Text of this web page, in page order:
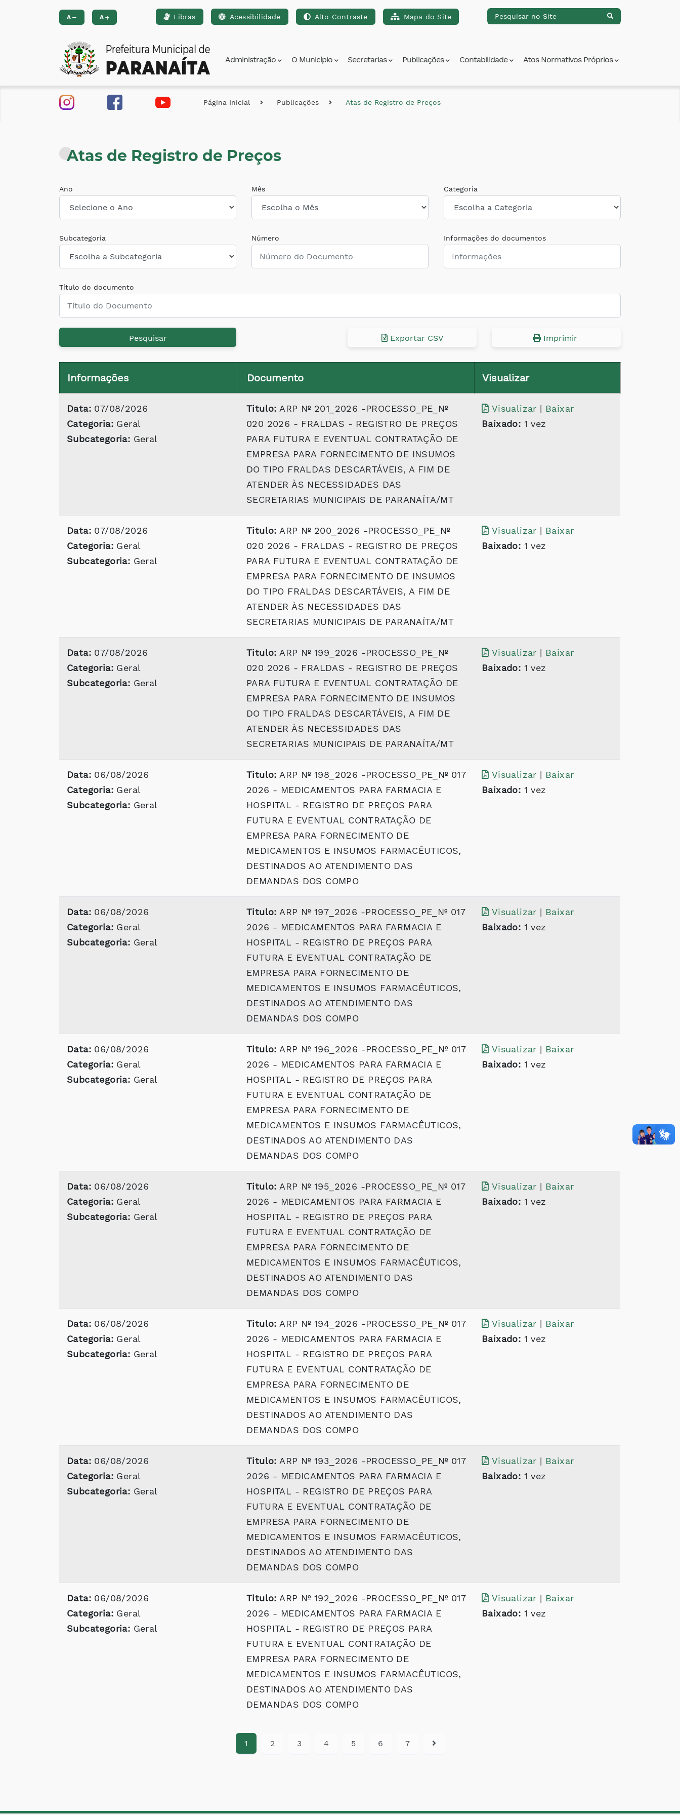
Ir para o conteúdo [alt+1] Ir para o menu [alt+2] Ir para a busca [alt+3] Ir para o rodapé [alt+4]
A A Libras Acessibilidade Alto Contraste Mapa do Site
Administração O Município Secretarias Publicações Contabilidade Atos Normativos Próprios
Página Inicial Publicações Atas de Registro de Preços
Atas de Registro de Preços
Ano Mês Categoria
Subcategoria Número Informações do documentos
Título do documento
Pesquisar Exportar CSV Imprimir
Informações Documento Visualizar
Data: 07/08/2026
Categoria: Geral
Subcategoria: Geral
Titulo: ARP Nº 201_2026 -PROCESSO_PE_Nº
020 2026 - FRALDAS - REGISTRO DE PREÇOS
PARA FUTURA E EVENTUAL CONTRATAÇÃO DE
EMPRESA PARA FORNECIMENTO DE INSUMOS
DO TIPO FRALDAS DESCARTÁVEIS, A FIM DE
ATENDER ÀS NECESSIDADES DAS
SECRETARIAS MUNICIPAIS DE PARANAÍTA/MT
Visualizar | Baixar
Baixado: 1 vez
Data: 07/08/2026
Categoria: Geral
Subcategoria: Geral
Titulo: ARP Nº 200_2026 -PROCESSO_PE_Nº
020 2026 - FRALDAS - REGISTRO DE PREÇOS
PARA FUTURA E EVENTUAL CONTRATAÇÃO DE
EMPRESA PARA FORNECIMENTO DE INSUMOS
DO TIPO FRALDAS DESCARTÁVEIS, A FIM DE
ATENDER ÀS NECESSIDADES DAS
SECRETARIAS MUNICIPAIS DE PARANAÍTA/MT
Visualizar | Baixar
Baixado: 1 vez
Data: 07/08/2026
Categoria: Geral
Subcategoria: Geral
Titulo: ARP Nº 199_2026 -PROCESSO_PE_Nº
020 2026 - FRALDAS - REGISTRO DE PREÇOS
PARA FUTURA E EVENTUAL CONTRATAÇÃO DE
EMPRESA PARA FORNECIMENTO DE INSUMOS
DO TIPO FRALDAS DESCARTÁVEIS, A FIM DE
ATENDER ÀS NECESSIDADES DAS
SECRETARIAS MUNICIPAIS DE PARANAÍTA/MT
Visualizar | Baixar
Baixado: 1 vez
Data: 06/08/2026
Categoria: Geral
Subcategoria: Geral
Titulo: ARP Nº 198_2026 -PROCESSO_PE_Nº 017
2026 - MEDICAMENTOS PARA FARMACIA E
HOSPITAL - REGISTRO DE PREÇOS PARA
FUTURA E EVENTUAL CONTRATAÇÃO DE
EMPRESA PARA FORNECIMENTO DE
MEDICAMENTOS E INSUMOS FARMACÊUTICOS,
DESTINADOS AO ATENDIMENTO DAS
DEMANDAS DOS COMPO
Visualizar | Baixar
Baixado: 1 vez
Data: 06/08/2026
Categoria: Geral
Subcategoria: Geral
Titulo: ARP Nº 197_2026 -PROCESSO_PE_Nº 017
2026 - MEDICAMENTOS PARA FARMACIA E
HOSPITAL - REGISTRO DE PREÇOS PARA
FUTURA E EVENTUAL CONTRATAÇÃO DE
EMPRESA PARA FORNECIMENTO DE
MEDICAMENTOS E INSUMOS FARMACÊUTICOS,
DESTINADOS AO ATENDIMENTO DAS
DEMANDAS DOS COMPO
Visualizar | Baixar
Baixado: 1 vez
Data: 06/08/2026
Categoria: Geral
Subcategoria: Geral
Titulo: ARP Nº 196_2026 -PROCESSO_PE_Nº 017
2026 - MEDICAMENTOS PARA FARMACIA E
HOSPITAL - REGISTRO DE PREÇOS PARA
FUTURA E EVENTUAL CONTRATAÇÃO DE
EMPRESA PARA FORNECIMENTO DE
MEDICAMENTOS E INSUMOS FARMACÊUTICOS,
DESTINADOS AO ATENDIMENTO DAS
DEMANDAS DOS COMPO
Visualizar | Baixar
Baixado: 1 vez
Data: 06/08/2026
Categoria: Geral
Subcategoria: Geral
Titulo: ARP Nº 195_2026 -PROCESSO_PE_Nº 017
2026 - MEDICAMENTOS PARA FARMACIA E
HOSPITAL - REGISTRO DE PREÇOS PARA
FUTURA E EVENTUAL CONTRATAÇÃO DE
EMPRESA PARA FORNECIMENTO DE
MEDICAMENTOS E INSUMOS FARMACÊUTICOS,
DESTINADOS AO ATENDIMENTO DAS
DEMANDAS DOS COMPO
Visualizar | Baixar
Baixado: 1 vez
Data: 06/08/2026
Categoria: Geral
Subcategoria: Geral
Titulo: ARP Nº 194_2026 -PROCESSO_PE_Nº 017
2026 - MEDICAMENTOS PARA FARMACIA E
HOSPITAL - REGISTRO DE PREÇOS PARA
FUTURA E EVENTUAL CONTRATAÇÃO DE
EMPRESA PARA FORNECIMENTO DE
MEDICAMENTOS E INSUMOS FARMACÊUTICOS,
DESTINADOS AO ATENDIMENTO DAS
DEMANDAS DOS COMPO
Visualizar | Baixar
Baixado: 1 vez
Data: 06/08/2026
Categoria: Geral
Subcategoria: Geral
Titulo: ARP Nº 193_2026 -PROCESSO_PE_Nº 017
2026 - MEDICAMENTOS PARA FARMACIA E
HOSPITAL - REGISTRO DE PREÇOS PARA
FUTURA E EVENTUAL CONTRATAÇÃO DE
EMPRESA PARA FORNECIMENTO DE
MEDICAMENTOS E INSUMOS FARMACÊUTICOS,
DESTINADOS AO ATENDIMENTO DAS
DEMANDAS DOS COMPO
Visualizar | Baixar
Baixado: 1 vez
Data: 06/08/2026
Categoria: Geral
Subcategoria: Geral
Titulo: ARP Nº 192_2026 -PROCESSO_PE_Nº 017
2026 - MEDICAMENTOS PARA FARMACIA E
HOSPITAL - REGISTRO DE PREÇOS PARA
FUTURA E EVENTUAL CONTRATAÇÃO DE
EMPRESA PARA FORNECIMENTO DE
MEDICAMENTOS E INSUMOS FARMACÊUTICOS,
DESTINADOS AO ATENDIMENTO DAS
DEMANDAS DOS COMPO
Visualizar | Baixar
Baixado: 1 vez
1 2 3 4 5 6 7